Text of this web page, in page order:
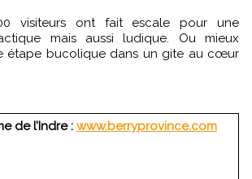
visiteurs ont fait escale pour une
mais aussi ludique. Ou mieux
étape bucolique dans un gite au cœur
de l’Indre : www.berryprovince.com